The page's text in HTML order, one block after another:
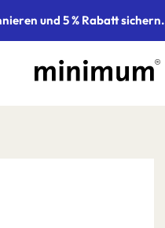
und 5 % Rabatt sichern.